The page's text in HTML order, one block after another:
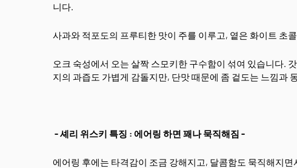
니다.
사과와 적포도의 프루티한 맛이 주를 이루고, 옅은 화이트 초
오크 숙성에서 오는 살짝 스모키한 구수함이 섞여 있습니다.
지의 과즙도 가볍게 감돌지만, 단맛 때문에 좀 겉도는 느낌과
- 셰리 위스키 특징 : 에어링 하면 꽤나 묵직해짐 -
에어링 후에는 타격감이 조금 강해지고, 달콤함도 묵직해지